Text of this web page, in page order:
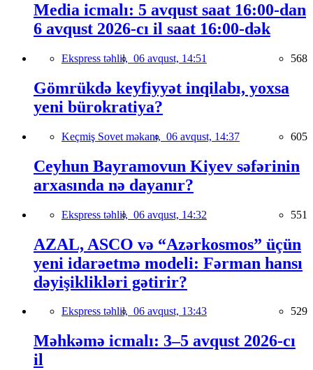
Media icmalı: 5 avqust saat 16:00-dan
6 avqust 2026-cı il saat 16:00-dək
Ekspress təhlil, 06 avqust, 14:51 568
Gömrükdə keyfiyyət inqilabı, yoxsa
yeni bürokratiya?
Keçmiş Sovet məkanı, 06 avqust, 14:37 605
Ceyhun Bayramovun Kiyev səfərinin
arxasında nə dayanır?
Ekspress təhlil, 06 avqust, 14:32 551
AZAL, ASCO və “Azərkosmos” üçün
yeni idarəetmə modeli: Fərman hansı
dəyişiklikləri gətirir?
Ekspress təhlil, 06 avqust, 13:43 529
Məhkəmə icmalı: 3–5 avqust 2026-cı
il